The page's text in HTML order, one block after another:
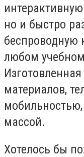
но и быстро
беспроводную
любом
материалов,
массой.
Хотелось бы